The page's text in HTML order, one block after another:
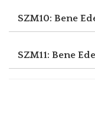
SZM10: Bene
SZM11: Bene Ede